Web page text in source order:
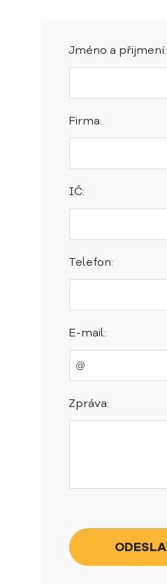
Jméno a přijmení:
Firma:
IČ:
Telefon:
E-mail:
Zpráva: